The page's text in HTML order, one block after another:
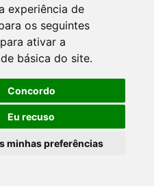
experiência de
os seguintes
para ativar a
básica do site.
Concordo
Eu recuso
minhas preferências